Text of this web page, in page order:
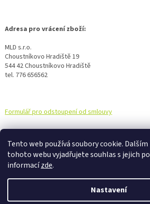
Tento web používá soubory cookie.
tohoto webu vyjadřujete souhlas s jejich
informacízde.
Nastavení
Adresa pro vrácení zboží:
MLD s.r.o.
Choustníkovo Hradiště 19
544 42 Choustníkovo Hradiště
tel. 776 656562
Formulář pro odstoupení od smlouvy
Z
Travnik-realizace.cz Kontakty
Vytvořil Shoptet